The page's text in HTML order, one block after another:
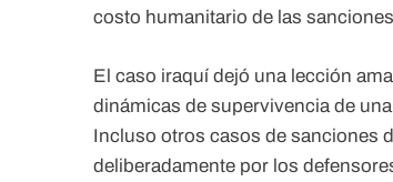
costo humanitario de las
El caso iraquí dejó una lección
dinámicas de supervivencia de
Incluso otros casos de sanciones
deliberadamente por los